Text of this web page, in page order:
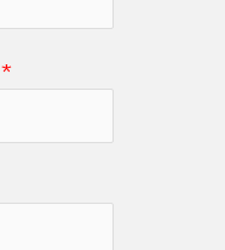
*